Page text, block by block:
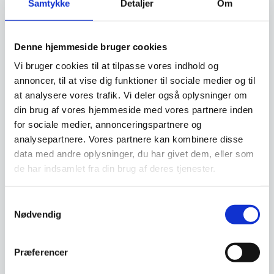
Samtykke Detaljer Om
Denne hjemmeside bruger cookies
Vi bruger cookies til at tilpasse vores indhold og
annoncer, til at vise dig funktioner til sociale medier og til
at analysere vores trafik. Vi deler også oplysninger om
din brug af vores hjemmeside med vores partnere inden
for sociale medier, annonceringspartnere og
analysepartnere. Vores partnere kan kombinere disse
data med andre oplysninger, du har givet dem, eller som
de har indsamlet fra din brug af deres tjenester.
Nødvendig
Præferencer
SPAR 30%
Kokke / Køkkenkniv bølge
22 cm, Victorinox, med
FIBROX-skaft og tænder
Victorinox Fibrox Kokkekniv 22
cm er en af verdens mest
oprindelige
499,00 DKK.
349,00 DKK
pris
er:
Vi prismatcher
Miyabi 5000MCD
kokkekniv, 24 cm.
Miyabi giver dig det perfekte
snit.Gyutoh er en kokkekniv og